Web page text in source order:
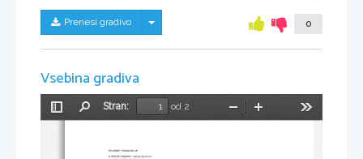
Prenesi gradivo Skrij/prikaži meni 0
Vsebina gradiva
Preklopi
Stran:
od 2
Pomanjšaj
PREDMET PSIHOLOGIJE
DUŠEVNI PROCESI: notranji procesi ki